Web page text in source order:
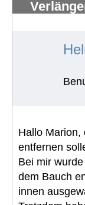
Hallo Marion,
entfernen
Bei mir
dem Bauch
innen